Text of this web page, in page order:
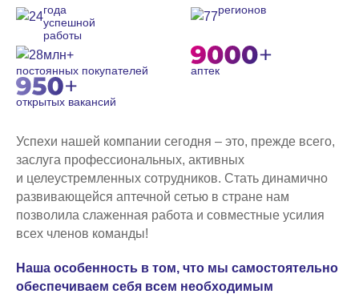
года
успешной
работы
регионов
постоянных покупателей аптек
открытых вакансий
Успехи нашей компании сегодня – это, прежде всего,
заслуга профессиональных, активных
и целеустремленных сотрудников. Стать динамично
развивающейся аптечной сетью в стране нам
позволила слаженная работа и совместные усилия
всех членов команды!
Наша особенность в том, что мы самостоятельно
обеспечиваем себя всем необходимым